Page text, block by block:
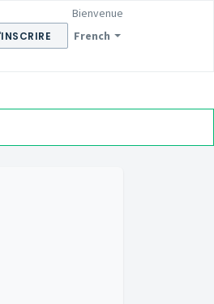
French
Bienvenue